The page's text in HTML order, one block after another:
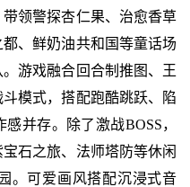
领警探杏仁果、治愈香草
、鲜奶油共和国等童话场
游戏融合回合制推图、王
模式，搭配跑酷跳跃、陷
并存。除了激战BOSS，
石之旅、法师塔防等休闲
。可爱画风搭配沉浸式音